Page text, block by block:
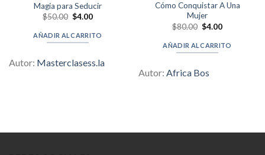
Magia para Seducir
$50.00 Original
was:
$50.00.
$4.00Current
is:
$4.00.
AÑADIR AL CARRITO
Autor: Masterclasess.la
Cómo Conquistar A Una
Mujer
$80.00 Original
was:
$80.00.
$4.00Current
is:
$4.00.
AÑADIR AL CARRITO
Autor: Africa Bos